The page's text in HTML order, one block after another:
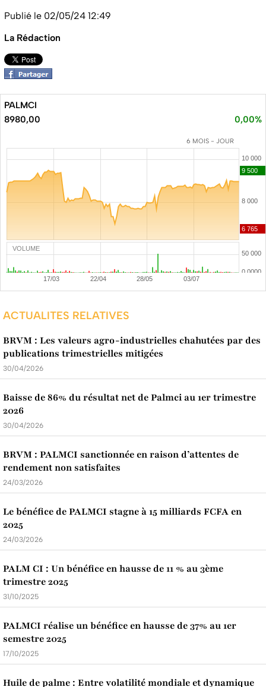
Publié le 02/05/24 12:49
La Rédaction
PALMCI
8980,00
0,00%
6 MOIS - JOUR
VOLUME
ACTUALITES RELATIVES
BRVM : Les valeurs agro-industrielles chahutées par des
publications trimestrielles mitigées
30/04/2026
Baisse de 86% du résultat net de Palmci au 1er trimestre
2026
30/04/2026
BRVM : PALMCI sanctionnée en raison d’attentes de
rendement non satisfaites
24/03/2026
Le bénéfice de PALMCI stagne à 15 milliards FCFA en
2025
24/03/2026
PALM CI : Un bénéfice en hausse de 11 % au 3ème
trimestre 2025
31/10/2025
PALMCI réalise un bénéfice en hausse de 37% au 1er
semestre 2025
17/10/2025
Huile de palme : Entre volatilité mondiale et dynamique